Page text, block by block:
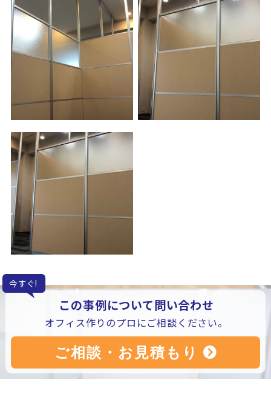
今すぐ!
この事例について問い合わせ
オフィス作りのプロにご相談ください。